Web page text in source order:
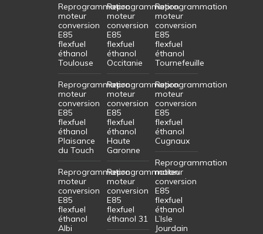
Reprogrammation
moteur
conversion
E85
flexfuel
éthanol
Toulouse
Reprogrammation
moteur
conversion
E85
flexfuel
éthanol
Plaisance
du Touch
Reprogrammation
moteur
conversion
E85
flexfuel
éthanol
Albi
Reprogrammation
moteur
conversion
E85
flexfuel
éthanol
Occitanie
Reprogrammation
moteur
conversion
E85
flexfuel
éthanol
Haute
Garonne
Reprogrammation
moteur
conversion
E85
flexfuel
éthanol 31
Reprogrammation
moteur
conversion
E85
flexfuel
éthanol
Tournefeuille
Reprogrammation
moteur
conversion
E85
flexfuel
éthanol
Cugnaux
Reprogrammation
moteur
conversion
E85
flexfuel
éthanol
L’Isle
Jourdain